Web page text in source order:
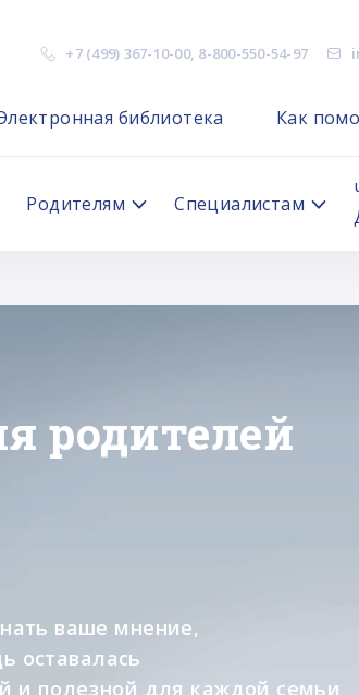
+7 (499) 367-10-00, 8-800-550-54-97
библиотека Как
Родителям Специалистам
ДЕЛО"
участвуют в реализации
изменять к лучшему